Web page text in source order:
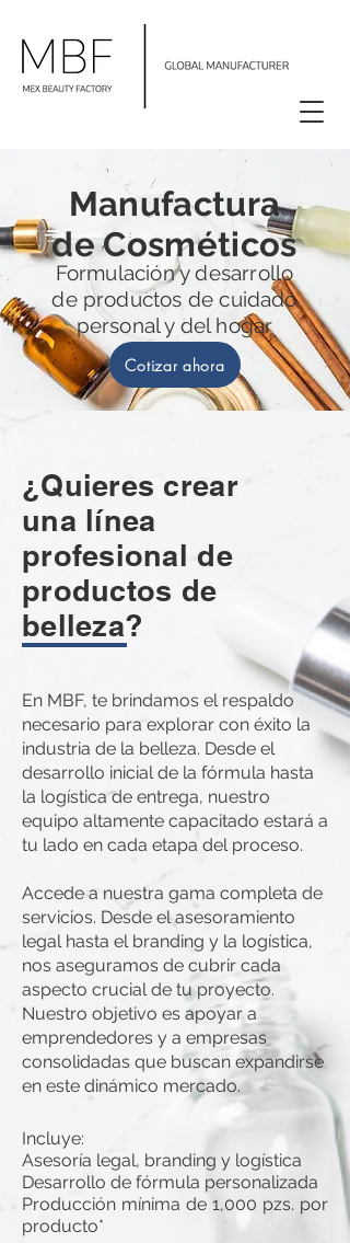
Manufactura
de Cosméticos
Formulación y desarrollo
de productos de cuidado
personal y del hogar
Cotizar ahora
¿Quieres crear
una línea
profesional de
productos de
belleza?
En MBF, te brindamos el respaldo
necesario para explorar con éxito la
industria de la belleza. Desde el
desarrollo inicial de la fórmula hasta
la logística de entrega, nuestro
equipo altamente capacitado estará a
tu lado en cada etapa del proceso.
Accede a nuestra gama completa de
servicios. Desde el asesoramiento
legal hasta el branding y la logística,
nos aseguramos de cubrir cada
aspecto crucial de tu proyecto.
Nuestro objetivo es apoyar a
emprendedores y a empresas
consolidadas que buscan expandirse
en este dinámico mercado.
Incluye:
Asesoría legal, branding y logística
Desarrollo de fórmula personalizada
Producción mínima de 1,000 pzs. por
producto*